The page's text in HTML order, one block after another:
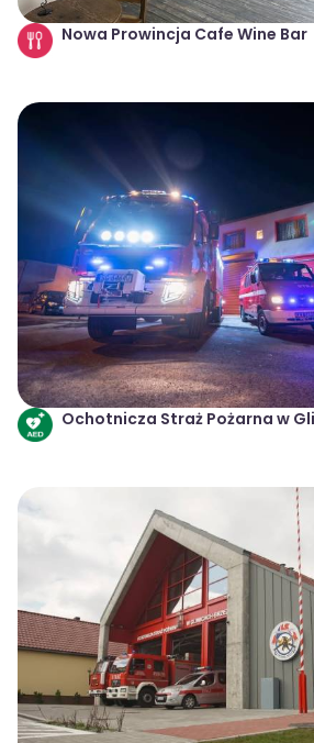
Nowa Prowincja Cafe Wine Bar
Ochotnicza Straż Pożarna w